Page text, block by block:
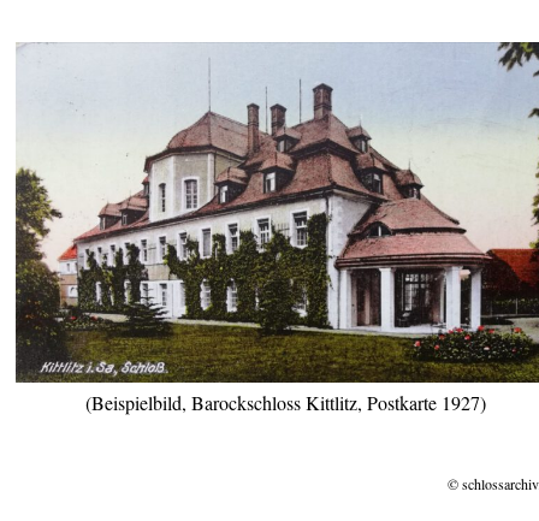
(Beispielbild, Barockschloss Kittlitz, Postkarte 1927)
©